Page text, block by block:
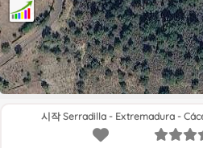
시작 Serradilla - Extremadura -